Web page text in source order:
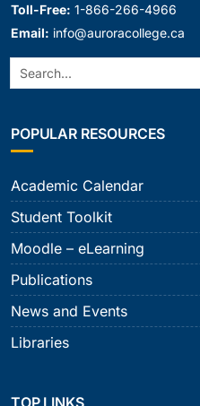
Toll-Free: 1-866-266-4966
Email: info@auroracollege.ca
Search:
POPULAR RESOURCES
Academic Calendar
Student Toolkit
Moodle – eLearning
Publications
News and Events
Libraries
TOP LINKS